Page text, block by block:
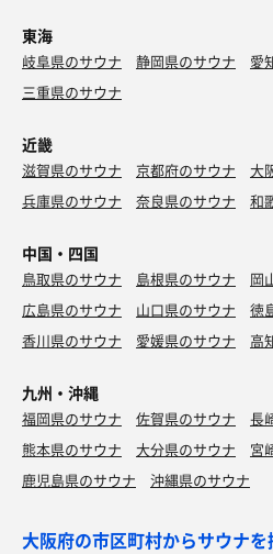
東海
岐阜県のサウナ 静岡県のサウナ
愛
三重県のサウナ
近畿
滋賀県のサウナ 京都府のサウナ
大
兵庫県のサウナ
奈良県のサウナ 和
中国・四国
鳥取県のサウナ 島根県のサウナ
岡
広島県のサウナ
山口県のサウナ
徳
香川県のサウナ
愛媛県のサウナ 高
九州・沖縄
福岡県のサウナ 佐賀県のサウナ
長
熊本県のサウナ
大分県のサウナ
宮
鹿児島県のサウナ
沖縄県のサウナ
大阪府の市区町村からサウナを